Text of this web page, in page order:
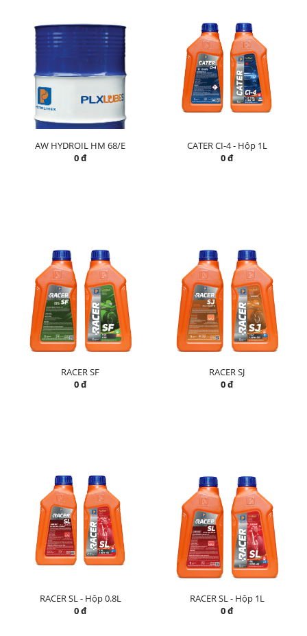
AW HYDROIL HM 68/E
0 đ
CATER CI-4 - Hộp 1L
0 đ
RACER SF
0 đ
RACER SJ
0 đ
RACER SL - Hộp 0.8L
0 đ
RACER SL - Hộp 1L
0 đ